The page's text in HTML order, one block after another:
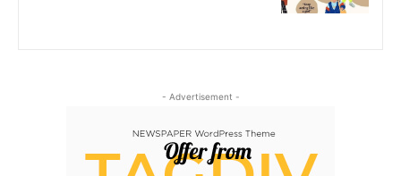
- Advertisement -